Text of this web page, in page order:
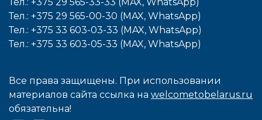
Тел.: +375 29 565-00-30 (MAX, WhatsApp)
Тел.: +375 33 603-03-33 (MAX, WhatsApp)
Тел.: +375 33 603-05-33 (MAX, WhatsApp)
Все права защищены. При использовании
материалов сайта ссылка на welcometobelarus.ru
обязательна!